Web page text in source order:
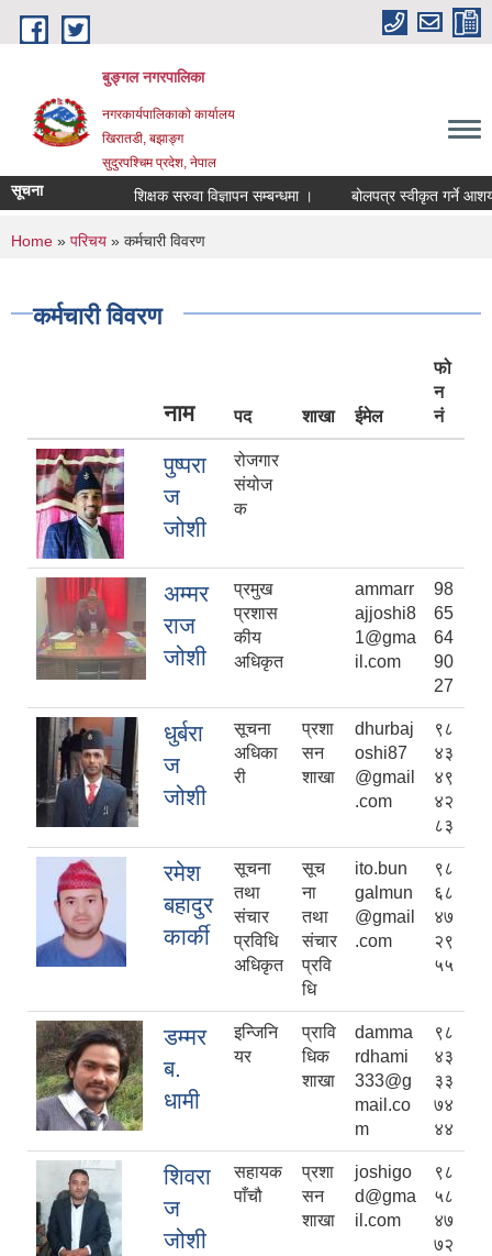
Skip to main content
बुङ्गल नगरपालिका
नगरकार्यपालिकाको कार्यालय
खिरातडी, बझाङ्ग
सुदुरपश्चिम प्रदेश, नेपाल
सूचना शिक्षक सरुवा विज्ञापन सम्बन्धमा । बोलपत्र स्वीकृत गर्ने आशयको
You are here
Home » परिचय » कर्मचारी विवरण
कर्मचारी विवरण
नाम पद शाखा ईमेल
फो
न
नं
पुष्परा
ज
जोशी
रोजगार
संयोज
क
अम्मर
राज
जोशी
प्रमुख
प्रशास
कीय
अधिकृत
ammarr
ajjoshi8
1@gma
il.com
98
65
64
90
27
धुर्बरा
ज
जोशी
सूचना
अधिका
री
प्रशा
सन
शाखा
dhurbaj
oshi87
@gmail
.com
९८
४३
४९
४२
८३
रमेश
बहादुर
कार्की
सूचना
तथा
संचार
प्रविधि
अधिकृत
सूच
ना
तथा
संचार
प्रवि
धि
ito.bun
galmun
@gmail
.com
९८
६८
४७
२९
५५
डम्मर
ब.
धामी
इन्जिनि
यर
प्रावि
धिक
शाखा
damma
rdhami
333@g
mail.co
m
९८
४३
३३
७४
४४
शिवरा
ज
जोशी
सहायक
पाँचौ
प्रशा
सन
शाखा
joshigo
d@gma
il.com
९८
५८
४७
७२